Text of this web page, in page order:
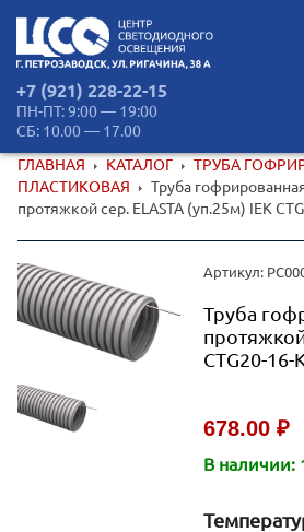
+7 (921) 228-22-15
ПН-ПТ: 9:00 — 19:00
СБ: 10.00 — 17.00
ГЛАВНАЯ КАТАЛОГ
ТРУБА
ПЛАСТИКОВАЯ
Труба
протяжкой сер. ELASTA (уп.25м) IEK
Артикул:
Труба
CTG20-16-
678.00 ₽
В наличии: